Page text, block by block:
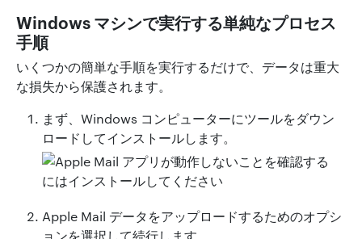
Windows マシンで実行する単純なプロセス
手順
いくつかの簡単な手順を実行するだけで、データは重大
な損失から保護されます。
まず、Windows コンピューターにツールをダウン
ロードしてインストールします。
Apple Mail データをアップロードするためのオプシ
ョンを選択して続行します。